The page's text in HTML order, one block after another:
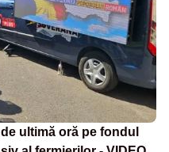
ultimă oră pe fondul